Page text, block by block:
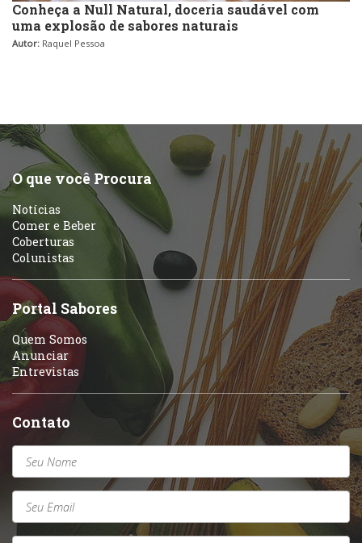
Conheça a Null Natural, doceria saudável com
uma explosão de sabores naturais
Autor: Raquel Pessoa
O que você Procura
Notícias
Comer e Beber
Coberturas
Colunistas
Portal Sabores
Quem Somos
Anunciar
Entrevistas
Contato